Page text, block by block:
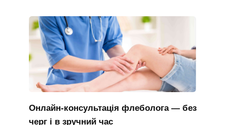
Онлайн-консультація флеболога — без
черг і в зручний час